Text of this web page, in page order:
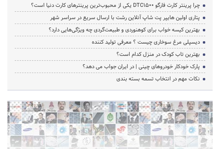
چرا پرینتر کارت فارگو DTC1500 یکی از محبوب‌ترین پرینترهای کارت دنیا است؟
پتاری اولین هایپر پت شاپ آنلاین رشت با ارسال سریع در سراسر شهر
بهترین کیسه خواب برای کوهنوردی و طبیعت‌گردی چه ویژگی‌هایی دارد؟
دیسپلی مرغ سوخاری چیست ؟ معرفی تولید کننده
بهترین تاب کودک در منزل کدام است؟
پارک خودکار خودروهای چینی | در ایران جواب می دهد؟
نکات مهم در انتخاب تسمه بسته بندی